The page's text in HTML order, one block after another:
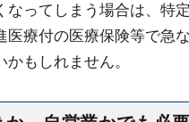
なってしまう場合は、特
医療付の医療保険等で急
かもしれません。